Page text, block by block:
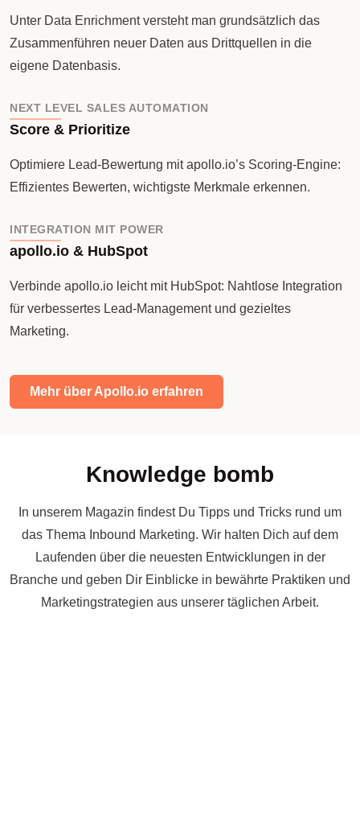
Unter Data Enrichment versteht man grundsätzlich das
Zusammenführen neuer Daten aus Drittquellen in die
eigene Datenbasis.
NEXT LEVEL SALES AUTOMATION
Score & Prioritize
Optimiere Lead-Bewertung mit apollo.io’s Scoring-Engine:
Effizientes Bewerten, wichtigste Merkmale erkennen.
INTEGRATION MIT POWER
apollo.io & HubSpot
Verbinde apollo.io leicht mit HubSpot: Nahtlose Integration
für verbessertes Lead-Management und gezieltes
Marketing.
Mehr über Apollo.io erfahren
Knowledge bomb
In unserem Magazin findest Du Tipps und Tricks rund um
das Thema Inbound Marketing. Wir halten Dich auf dem
Laufenden über die neuesten Entwicklungen in der
Branche und geben Dir Einblicke in bewährte Praktiken und
Marketingstrategien aus unserer täglichen Arbeit.